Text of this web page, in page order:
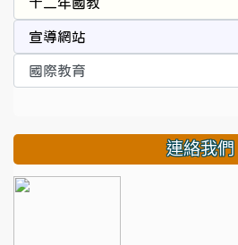
連絡我們